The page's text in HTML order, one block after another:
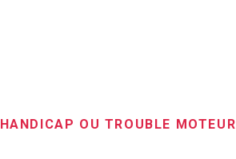
HANDICAP OU TROUBLE MOTEUR